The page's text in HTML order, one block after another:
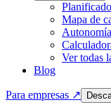
Mapa de
Ver todas
Blog
Para empresas ↗